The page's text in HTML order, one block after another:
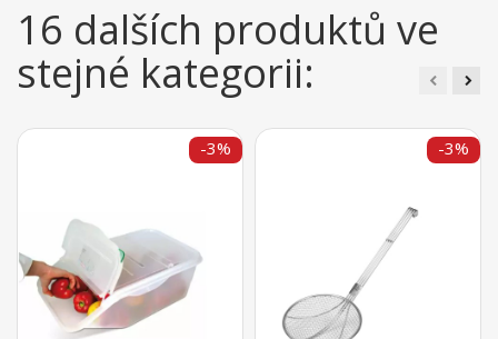
16 dalších produktů ve
stejné kategorii:
-3% -3%